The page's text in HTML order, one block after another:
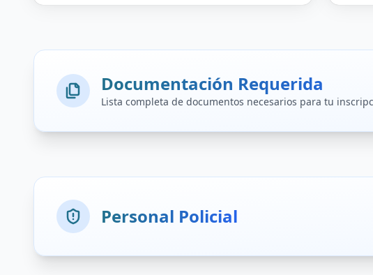
Documentación Requerida
Lista completa de documentos necesarios para tu
Declaración Jurada de
Personal Policial
Si sos empleado policial y querés inscribirte a la